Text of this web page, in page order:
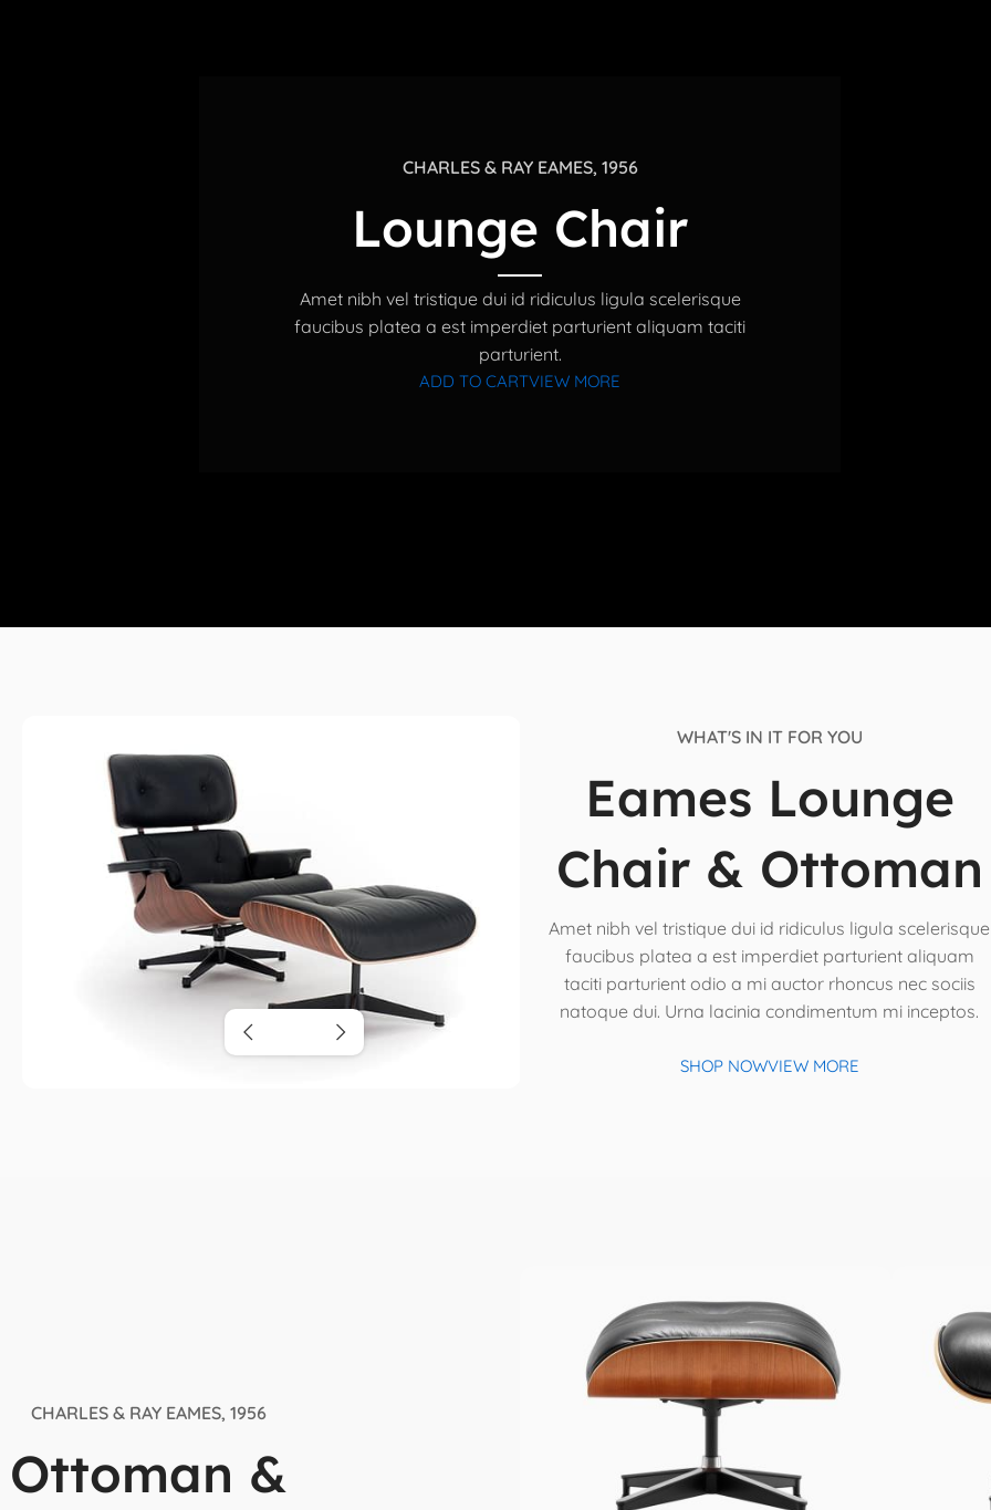
CHARLES & RAY EAMES, 1956
Lounge Chair
Amet nibh vel tristique dui id ridiculus ligula scelerisque
faucibus platea a est imperdiet parturient aliquam taciti
parturient.
ADD TO CARTVIEW MORE
WHAT'S IN IT FOR YOU
Eames Lounge
Chair & Ottoman
Amet nibh vel tristique dui id ridiculus ligula scelerisque
faucibus platea a est imperdiet parturient aliquam
taciti parturient odio a mi auctor rhoncus nec sociis
natoque dui. Urna lacinia condimentum mi inceptos.
SHOP NOWVIEW MORE
CHARLES & RAY EAMES, 1956
Ottoman &